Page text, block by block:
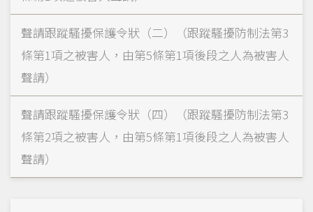
聲請跟蹤騷擾保護令狀（二）（跟蹤騷擾防制法第3
條第1項之被害人，由第5條第1項後段之人為被害人
聲請）
聲請跟蹤騷擾保護令狀（四）（跟蹤騷擾防制法第3
條第2項之被害人，由第5條第1項後段之人為被害人
聲請）